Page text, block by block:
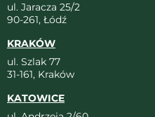
ul. Jaracza 25/2
90-261, Łódź
KRAKÓW
ul. Szlak 77
31-161, Kraków
KATOWICE